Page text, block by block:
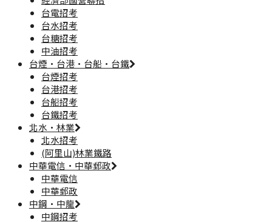
台電招考
台水招考
台糖招考
中油招考
台煙·台港·台船·台鐵
台煙招考
台港招考
台船招考
台鐵招考
北水·林業
北水招考
(阿里山)林業鐵路
中華電信·中華郵政
中華電信
中華郵政
中鋼·中龍
中鋼招考